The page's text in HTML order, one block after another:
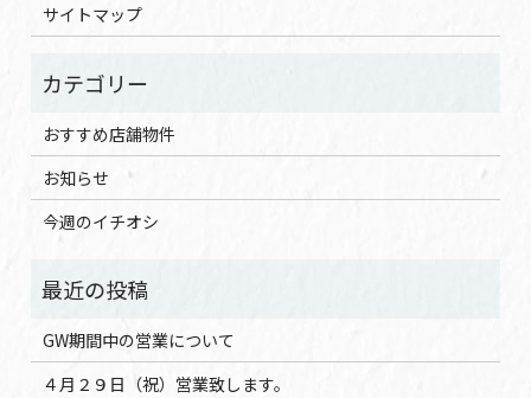
サイトマップ
おすすめ店舗物件
お知らせ
今週のイチオシ
GW期間中の営業について
４月２９日（祝）営業致します。